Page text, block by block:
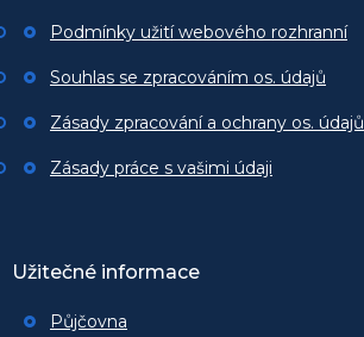
Podmínky užití webového rozhranní
Souhlas se zpracováním os. údajů
Zásady zpracování a ochrany os. údajů
Zásady práce s vašimi údaji
Užitečné informace
Půjčovna